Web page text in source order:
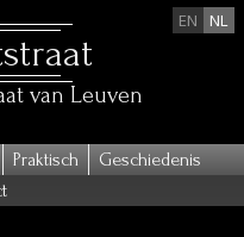
van Leuven
NL
EN
Praktisch
Geschiedenis